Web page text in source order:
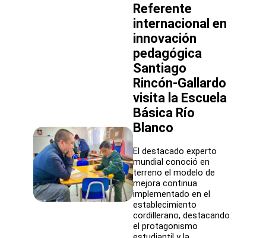
elecciones
del
Consejo
Local
de
Educación
Pública
Referente
internacional en
innovación
pedagógica
Santiago
Rincón-Gallardo
visita la Escuela
Básica Río
Blanco
El destacado experto
mundial conoció en
terreno el modelo de
mejora continua
implementado en el
establecimiento
cordillerano, destacando
el protagonismo